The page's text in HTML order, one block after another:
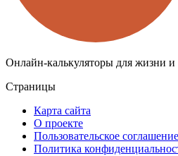
Онлайн-калькуляторы для жизни и
Страницы
Карта сайта
О проекте
Пользовательское соглашение
Политика